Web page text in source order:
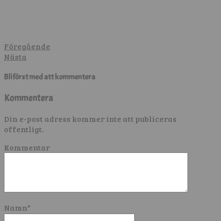
Föregående
Nästa
Bli först med att kommentera
Kommentera
Din e-post adress kommer inte att publiceras
offentligt.
Kommentar
Namn*